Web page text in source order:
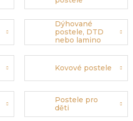
Dýhované
postele, DTD
nebo lamino
Kovové postele
Postele pro
děti